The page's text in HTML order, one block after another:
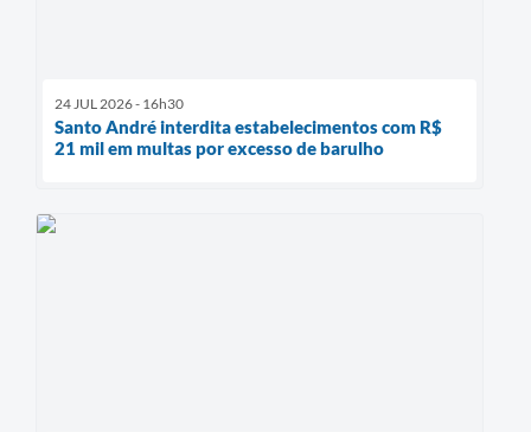
24 JUL 2026 - 16h30
Santo André interdita estabelecimentos com R$
21 mil em multas por excesso de barulho